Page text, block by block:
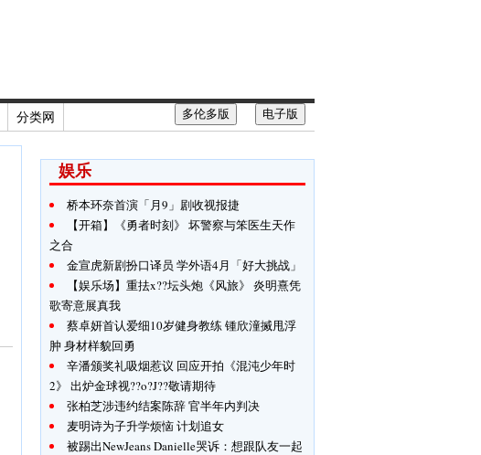
分类网 电子版
多伦多版
娱乐
桥本环奈首演「月9」剧收视报捷
【开箱】《勇者时刻》 坏警察与笨医生天作
之合
金宣虎新剧扮口译员 学外语4月「好大挑战」
【娱乐场】重抾x??坛头炮《风旅》 炎明熹凭
歌寄意展真我
蔡卓妍首认爱细10岁健身教练 锺欣潼搣甩浮
肿 身材样貌回勇
辛潘颁奖礼吸烟惹议 回应开拍《混沌少年时
2》 出炉金球视??o?J??敬请期待
张柏芝涉违约结案陈辞 官半年内判决
麦明诗为子升学烦恼 计划追女
被踢出NewJeans Danielle哭诉：想跟队友一起